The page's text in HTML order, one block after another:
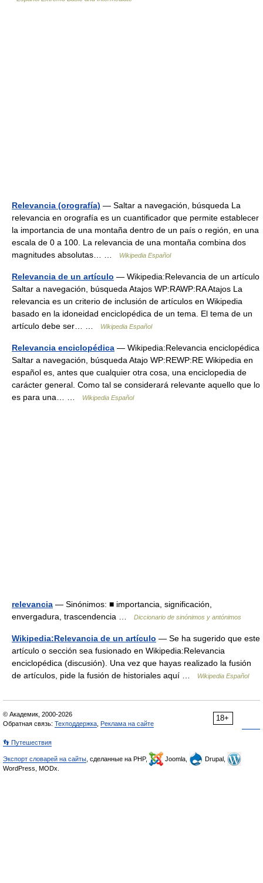
Relevancia (orografía) — Saltar a navegación, búsqueda La
relevancia en orografía es un cuantificador que permite establecer
la importancia de una montaña dentro de un país o región, en una
escala de 0 a 100. La relevancia de una montaña combina dos
magnitudes absolutas… …
Wikipedia Español
Relevancia de un artículo — Wikipedia:Relevancia de un artículo
Saltar a navegación, búsqueda Atajos WP:RAWP:RA Atajos La
relevancia es un criterio de inclusión de artículos en Wikipedia
basado en la idoneidad enciclopédica de un tema. El tema de un
artículo debe ser… …
Wikipedia Español
Relevancia enciclopédica — Wikipedia:Relevancia enciclopédica
Saltar a navegación, búsqueda Atajo WP:REWP:RE Wikipedia en
español es, antes que cualquier otra cosa, una enciclopedia de
carácter general. Como tal se considerará relevante aquello que lo
es para una… …
Wikipedia Español
relevancia — Sinónimos: ■ importancia, significación,
envergadura, trascendencia …
Diccionario de sinónimos y antónimos
Wikipedia:Relevancia de un artículo — Se ha sugerido que este
artículo o sección sea fusionado en Wikipedia:Relevancia
enciclopédica (discusión). Una vez que hayas realizado la fusión
de artículos, pide la fusión de historiales aquí …
Wikipedia Español
18+
© Академик, 2000-2026
Обратная связь: Техподдержка Реклама на сайте
👣 Путешествия
Экспорт словарей на сайты , сделанные на PHP, Joomla,
Drupal,
WordPress, MODx.